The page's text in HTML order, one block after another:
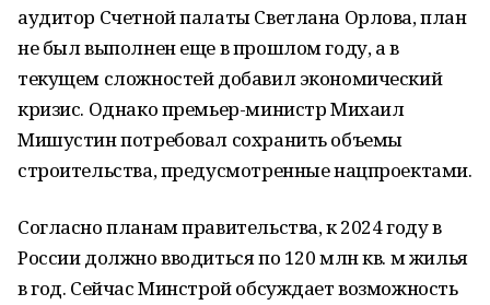
аудитор Счетной палаты Светлана Орлова, план
не был выполнен еще в прошлом году, а в
текущем сложностей добавил экономический
кризис. Однако премьер-министр Михаил
Мишустин потребовал сохранить объемы
строительства, предусмотренные нацпроектами.
Согласно планам правительства, к 2024 году в
России должно вводиться по 120 млн кв. м жилья
в год. Сейчас Минстрой обсуждает возможность